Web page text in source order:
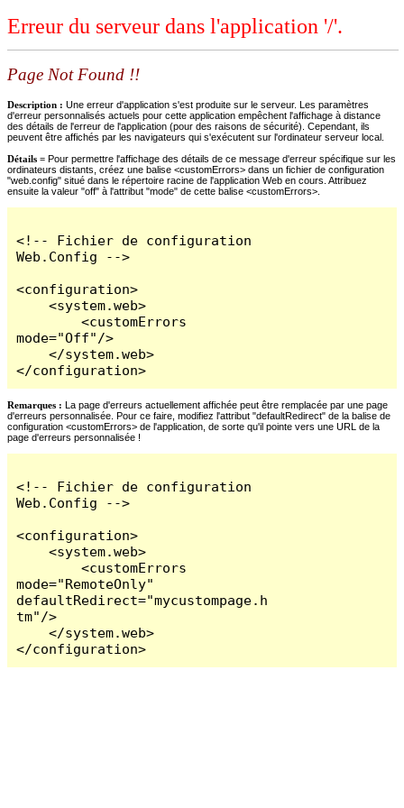
Erreur du serveur dans l'application '/'.
Page Not Found !!
Description : Une erreur d'application s'est produite sur le serveur. Les paramètres
d'erreur personnalisés actuels pour cette application empêchent l'affichage à distance
des détails de l'erreur de l'application (pour des raisons de sécurité). Cependant, ils
peuvent être affichés par les navigateurs qui s'exécutent sur l'ordinateur serveur local.
Détails = Pour permettre l'affichage des détails de ce message d'erreur spécifique sur les
ordinateurs distants, créez une balise <customErrors> dans un fichier de configuration
"web.config" situé dans le répertoire racine de l'application Web en cours. Attribuez
ensuite la valeur "off" à l'attribut "mode" de cette balise <customErrors>.
<!-- Fichier de configuration
Web.Config -->
<configuration>
    <system.web>
        <customErrors
mode="Off"/>
    </system.web>
</configuration>
Remarques : La page d'erreurs actuellement affichée peut être remplacée par une page
d'erreurs personnalisée. Pour ce faire, modifiez l'attribut "defaultRedirect" de la balise de
configuration <customErrors> de l'application, de sorte qu'il pointe vers une URL de la
page d'erreurs personnalisée !
<!-- Fichier de configuration
Web.Config -->
<configuration>
    <system.web>
        <customErrors
mode="RemoteOnly"
defaultRedirect="mycustompage.h
tm"/>
    </system.web>
</configuration>